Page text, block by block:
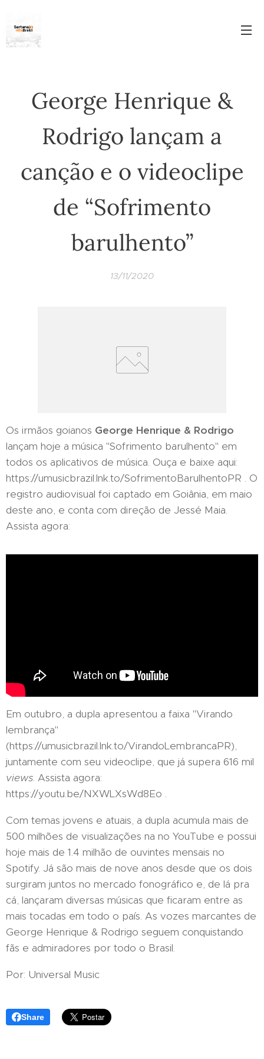
George Henrique &
Rodrigo lançam a
canção e o videoclipe
de “Sofrimento
barulhento”
13/11/2020
Os irmãos goianos George Henrique & Rodrigo
lançam hoje a música "Sofrimento barulhento" em
todos os aplicativos de música. Ouça e baixe aqui:
https://umusicbrazil.lnk.to/SofrimentoBarulhentoPR . O
registro audiovisual foi captado em Goiânia, em maio
deste ano, e conta com direção de Jessé Maia.
Assista agora:
Em outubro, a dupla apresentou a faixa "Virando
lembrança"
(https://umusicbrazil.lnk.to/VirandoLembrancaPR),
juntamente com seu videoclipe, que já supera 616 mil
views. Assista agora:
https://youtu.be/NXWLXsWd8Eo .
Com temas jovens e atuais, a dupla acumula mais de
500 milhões de visualizações na no YouTube e possui
hoje mais de 1.4 milhão de ouvintes mensais no
Spotify. Já são mais de nove anos desde que os dois
surgiram juntos no mercado fonográfico e, de lá pra
cá, lançaram diversas músicas que ficaram entre as
mais tocadas em todo o país. As vozes marcantes de
George Henrique & Rodrigo seguem conquistando
fãs e admiradores por todo o Brasil.
Por: Universal Music
Share